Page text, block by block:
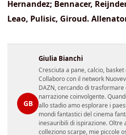
Hernandez; Bennacer,
Leao, Pulisic, Giroud.
GB
Giulia Bianchi
Cresciuta a pane, calcio,
Collaboro con il network
DAZN, cercando di trasformare
narrazione coinvolgente.
allo stadio amo esplorare i
mondi fantastici del cinema
inesauribili di ispirazione. Oltre
colleziono scarpe, mie piccole